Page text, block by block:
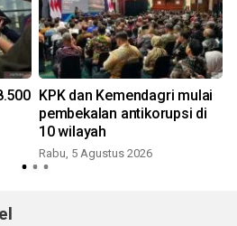
KPK dan Kemendagri mulai
pembekalan antikorupsi di
10 wilayah
Rabu, 5 Agustus 2026